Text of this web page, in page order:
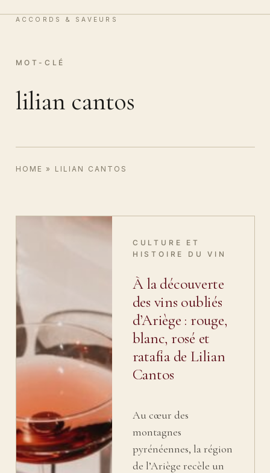
ACCORDS & SAVEURS
MOT-CLÉ
lilian cantos
HOME » LILIAN CANTOS
CULTURE ET
HISTOIRE DU VIN
À la découverte
des vins oubliés
d’Ariège : rouge,
blanc, rosé et
ratafia de Lilian
Cantos
Au cœur des
montagnes
pyrénéennes, la région
de l’Ariège recèle un